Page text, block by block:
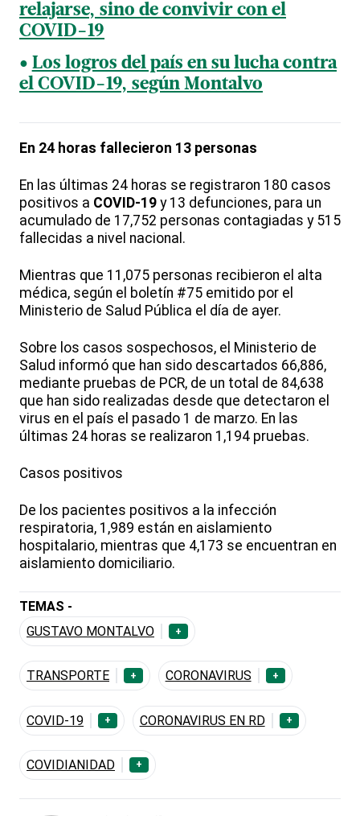
relajarse, sino de convivir con el
COVID-19
Los logros del país en su lucha contra
el COVID-19, según Montalvo
En 24 horas fallecieron 13 personas
En las últimas 24 horas se registraron 180 casos
positivos a COVID-19 y 13 defunciones, para un
acumulado de 17,752 personas contagiadas y 515
fallecidas a nivel nacional.
Mientras que 11,075 personas recibieron el alta
médica, según el boletín #75 emitido por el
Ministerio de Salud Pública el día de ayer.
Sobre los casos sospechosos, el Ministerio de
Salud informó que han sido descartados 66,886,
mediante pruebas de PCR, de un total de 84,638
que han sido realizadas desde que detectaron el
virus en el país el pasado 1 de marzo. En las
últimas 24 horas se realizaron 1,194 pruebas.
Casos positivos
De los pacientes positivos a la infección
respiratoria, 1,989 están en aislamiento
hospitalario, mientras que 4,173 se encuentran en
aislamiento domiciliario.
TEMAS -
GUSTAVO MONTALVO
+
TRANSPORTE + CORONAVIRUS +
COVID-19 + CORONAVIRUS EN RD +
COVIDIANIDAD +